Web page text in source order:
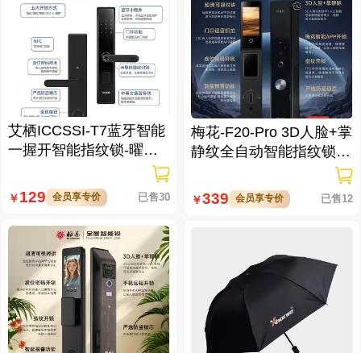
艾栖ICCSSI-T7蓝牙智能
一握开智能指纹锁-曜石
黑 多方式开锁 蓝牙智能
管理
￥129 会员享专价 已售30
梅花-F20-Pro 3D人脸+掌
静纹全自动智能指纹锁
逗留抓拍 高清可视对讲
￥339 会员享专价 已售12